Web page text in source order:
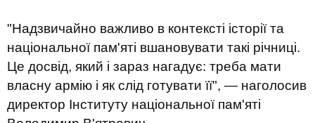
"Надзвичайно важливо в контексті історії та
національної пам'яті вшановувати такі річниці.
Це досвід, який і зараз нагадує: треба мати
власну армію і як слід готувати її", — наголосив
директор Інституту національної пам'яті